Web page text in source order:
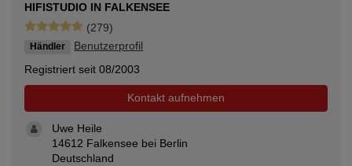
HIFISTUDIO IN FALKENSEE
(279)
Händler
Benutzerprofil
Registriert seit 08/2003
Kontakt aufnehmen
Uwe Heile
14612 Falkensee bei Berlin
Deutschland